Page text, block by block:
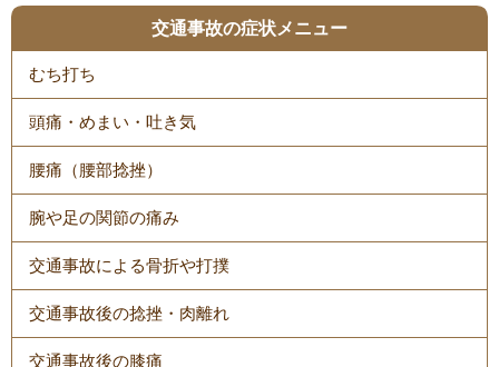
交通事故の症状メニュー
むち打ち
頭痛・めまい・吐き気
腰痛（腰部捻挫）
腕や足の関節の痛み
交通事故による骨折や打撲
交通事故後の捻挫・肉離れ
交通事故後の膝痛